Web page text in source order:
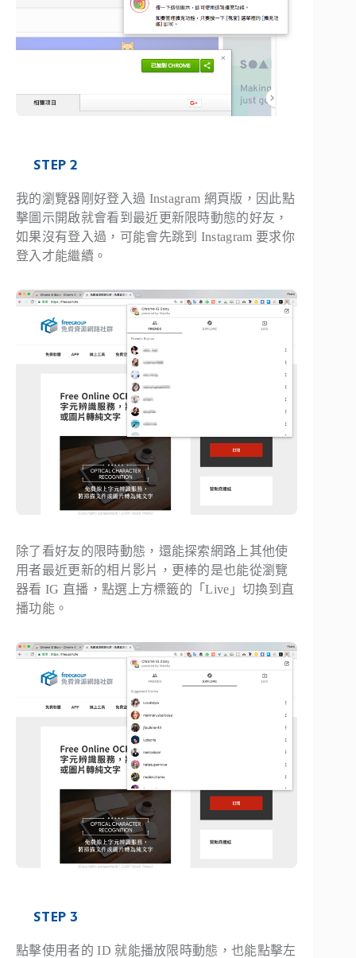
STEP 2
我的瀏覽器剛好登入過 Instagram 網頁版，因此點
擊圖示開啟就會看到最近更新限時動態的好友，
如果沒有登入過，可能會先跳到 Instagram 要求你
登入才能繼續。
除了看好友的限時動態，還能探索網路上其他使
用者最近更新的相片影片，更棒的是也能從瀏覽
器看 IG 直播，點選上方標籤的「Live」切換到直
播功能。
STEP 3
點擊使用者的 ID 就能播放限時動態，也能點擊左